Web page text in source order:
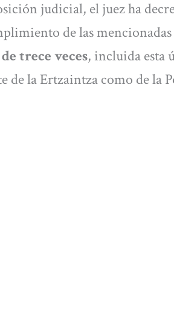
judicial, el juez ha
de las mencionadas
trece veces, incluida esta
de la Ertzaintza como de la